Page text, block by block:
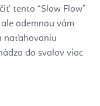
tento “Slow Flow”
odemnou vám
naťahovaniu
do svalov viac